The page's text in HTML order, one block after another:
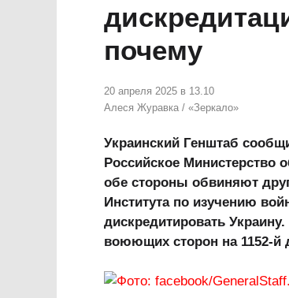
почему
20 апреля 2025 в 13.10
Алеся Журавка / «Зеркало»
Украинский Генштаб
Российское Министерство
обе стороны обвиняют
Института по изучению
дискредитировать
воюющих сторон на 1152-й